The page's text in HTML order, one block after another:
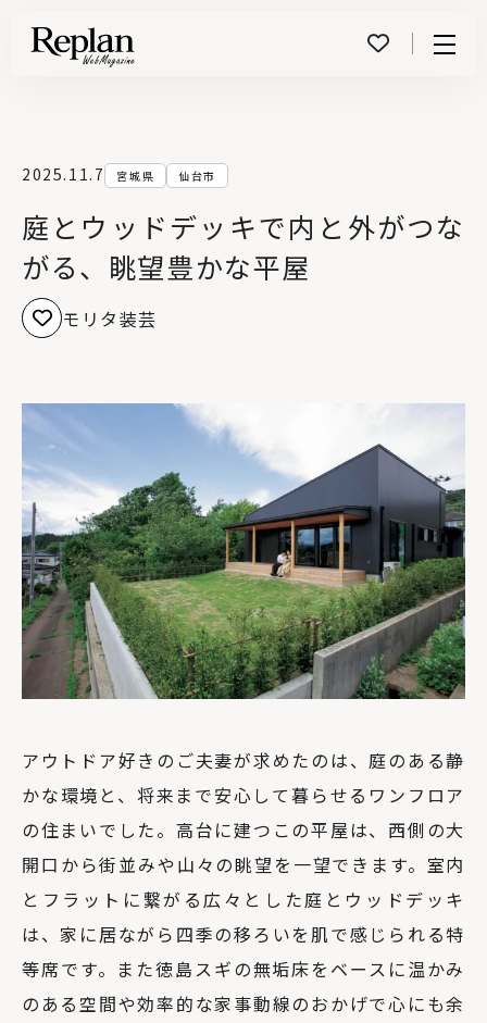
庭とウッドデッキで内と外がつな
がる、眺望豊かな平屋
2025.11.7 宮城県 仙台市
モリタ装芸
アウトドア好きのご夫妻が求めたのは、庭のある静
かな環境と、将来まで安心して暮らせるワンフロア
の住まいでした。高台に建つこの平屋は、西側の大
開口から街並みや山々の眺望を一望できます。室内
とフラットに繋がる広々とした庭とウッドデッキ
は、家に居ながら四季の移ろいを肌で感じられる特
等席です。また徳島スギの無垢床をベースに温かみ
のある空間や効率的な家事動線のおかげで心にも余